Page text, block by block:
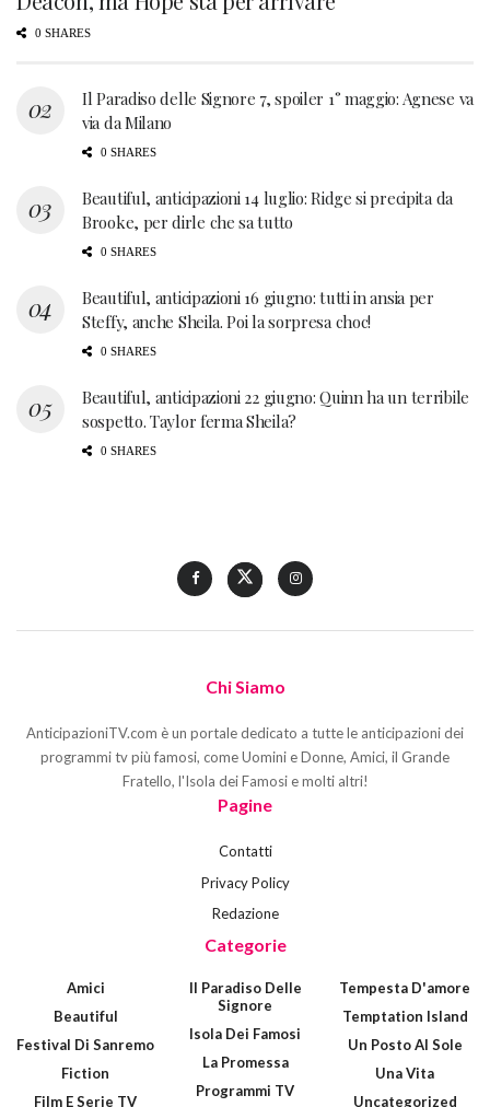
0 SHARES
Il Paradiso delle Signore 7, spoiler 1° maggio: Agnese va
via da Milano
0 SHARES
Beautiful, anticipazioni 14 luglio: Ridge si precipita da
Brooke, per dirle che sa tutto
0 SHARES
Beautiful, anticipazioni 16 giugno: tutti in ansia per
Steffy, anche Sheila. Poi la sorpresa choc!
0 SHARES
Beautiful, anticipazioni 22 giugno: Quinn ha un terribile
sospetto. Taylor ferma Sheila?
0 SHARES
Chi Siamo
AnticipazioniTV.com è un portale dedicato a tutte le anticipazioni dei
programmi tv più famosi, come Uomini e Donne, Amici, il Grande
Fratello, l'Isola dei Famosi e molti altri!
Pagine
Contatti
Privacy Policy
Redazione
Categorie
Amici
Beautiful
Festival Di Sanremo
Fiction
Film E Serie TV
Il Paradiso Delle
Signore
Isola Dei Famosi
La Promessa
Programmi TV
Tempesta D'amore
Temptation Island
Un Posto Al Sole
Una Vita
Uncategorized